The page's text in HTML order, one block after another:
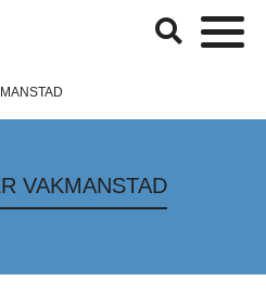
VAKMANSTAD